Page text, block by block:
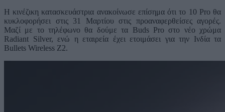
Η κινέζικη κατασκευάστρια ανακοίνωσε επίσημα ότι το 10 Pro θα
κυκλοφορήσει στις 31 Μαρτίου στις προαναφερθείσες αγορές.
Μαζί με το τηλέφωνο θα δούμε τα Buds Pro στο νέο χρώμα
Radiant Silver, ενώ η εταιρεία έχει ετοιμάσει για την Ινδία τα
Bullets Wireless Z2.